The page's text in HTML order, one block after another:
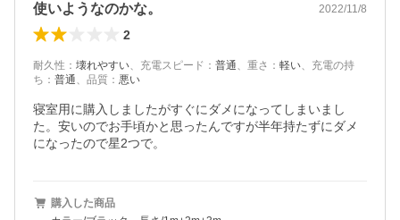
使いようなのかな。 2022/11/8
2
耐久性 ： 壊れやすい、 充電スピード ： 普通、 重さ ： 軽い、 充電の持
ち ： 普通、 品質 ： 悪い
寝室用に購入しましたがすぐにダメになってしまいまし
た。安いのでお手頃かと思ったんですが半年持たずにダメ
になったので星2つで。
購入した商品